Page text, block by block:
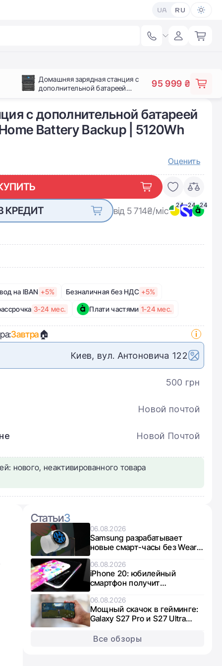
UA RU
Домашняя зарядная станция с
дополнительной батареей
(AC300+B500K)
95 999 ₴
с дополнительной батареей
Battery Backup | 5120Wh
Оценить
КРЕДИТ
від 5 714₴/міс
24 24 24
на IBAN +5% Безналичная без НДС +5%
3-24 мес. Плати частями 1-24 мес.
Завтра🏠
Киев, вул. Антоновича 122
500 грн
Новой почтой
Новой Почтой
нового, неактивированного товара
Статьи3
06.08.2026
Samsung разрабатывает
новые смарт-часы без Wear
OS: что известно о Galaxy
Aero
06.08.2026
iPhone 20: юбилейный
смартфон получит
увеличенные дисплеи
06.08.2026
Мощный скачок в гейминге:
Galaxy S27 Pro и S27 Ultra
получат графику нового
поколения
Все обзоры